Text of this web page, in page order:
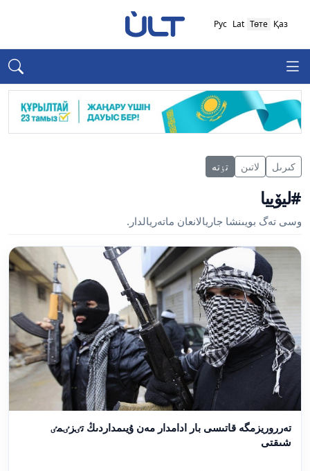
Қаз
Төте
Lat
Рус
كىرىل لاتىن تٶتە
#ليۆييا
وسى تەگ بويىنشا جاريالانعان ماتەريالدار.
تەرروريزمگە قاتىسى بار ادامدار مەن ۇيىمداردىڭ تٸزٸمٸ
شىقتى